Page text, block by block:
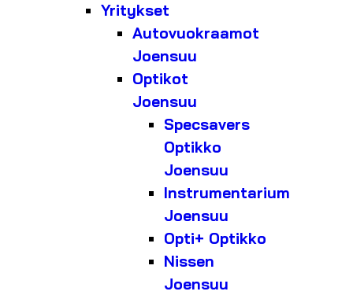
Yritykset
Autovuokraamot
Joensuu
Optikot
Joensuu
Specsavers
Optikko
Joensuu
Instrumentarium
Joensuu
Opti+ Optikko
Nissen
Joensuu